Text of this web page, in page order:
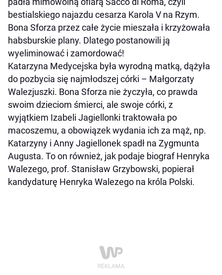
bestialskiego najazdu cesarza Karola V na Rzym.
Bona Sforza przez całe życie mieszała i krzyżowała
habsburskie plany. Dlatego postanowili ją
wyeliminować i zamordować!
Katarzyna Medycejska była wyrodną matką, dążyła
do pozbycia się najmłodszej córki – Małgorzaty
Walezjuszki. Bona Sforza nie życzyła, co prawda
swoim dzieciom śmierci, ale swoje córki, z
wyjątkiem Izabeli Jagiellonki traktowała po
macoszemu, a obowiązek wydania ich za mąż, np.
Katarzyny i Anny Jagiellonek spadł na Zygmunta
Augusta. To on również, jak podaje biograf Henryka
Walezego, prof. Stanisław Grzybowski, popierał
kandydaturę Henryka Walezego na króla Polski.